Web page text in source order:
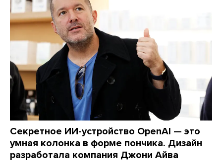
Секретное ИИ-устройство OpenAI — это
умная колонка в форме пончика. Дизайн
разработала компания Джони Айва